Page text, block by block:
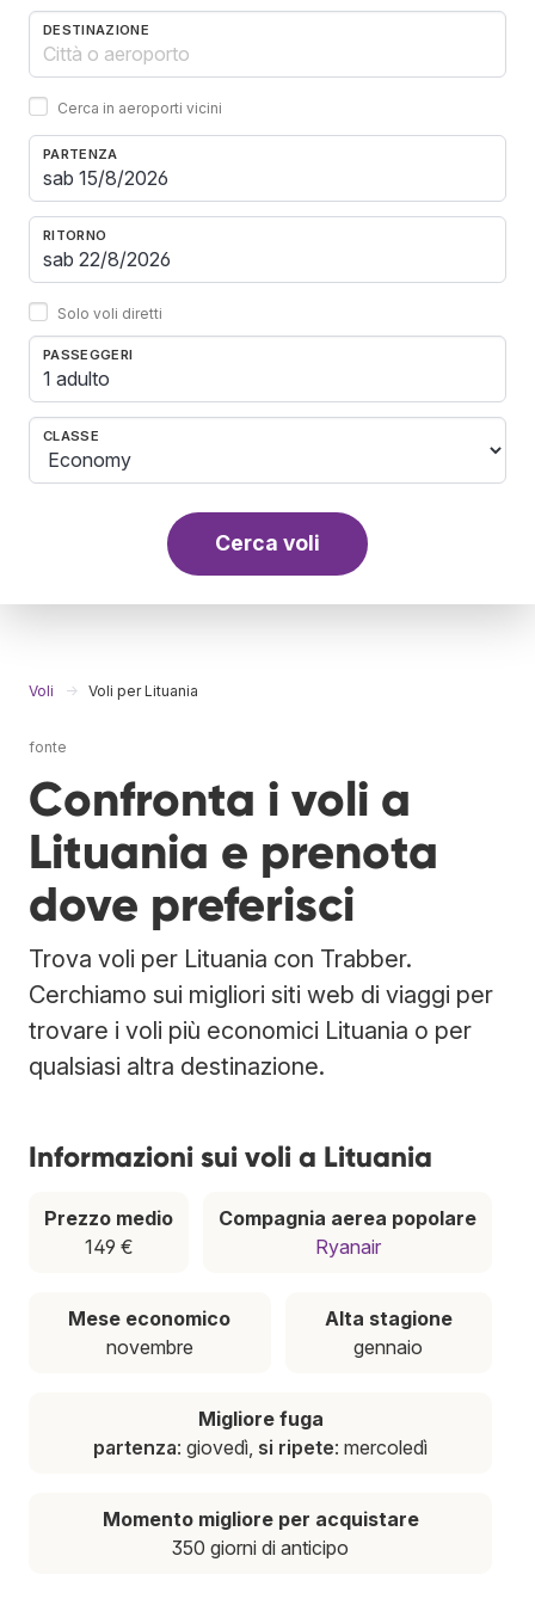
DESTINAZIONE
Cerca in aeroporti vicini
PARTENZA
RITORNO
Solo voli diretti
PASSEGGERI
1 adulto
CLASSE
Cerca voli
Voli Voli per Lituania
fonte
Confronta i voli a
Lituania e prenota
dove preferisci
Trova voli per Lituania con Trabber.
Cerchiamo sui migliori siti web di viaggi per
trovare i voli più economici Lituania o per
qualsiasi altra destinazione.
Informazioni sui voli a Lituania
Prezzo medio
149 €
Compagnia aerea popolare
Ryanair
Mese economico
novembre
Alta stagione
gennaio
Migliore fuga
partenza: giovedì, si ripete: mercoledì
Momento migliore per acquistare
350 giorni di anticipo